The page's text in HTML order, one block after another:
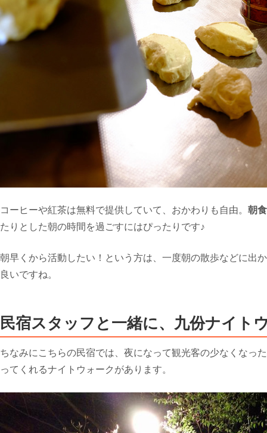
コーヒーや紅茶は無料で提供していて、おかわりも自由。 朝
たりとした朝の時間を過ごすにはぴったりです♪
朝早くから活動したい！という方は、一度朝の散歩などに出
良いですね。
民宿スタッフと一緒に、九份ナイト
ちなみにこちらの民宿では、夜になって観光客の少なくなっ
ってくれるナイトウォークがあります。